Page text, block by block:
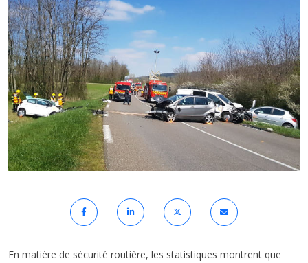
En matière de sécurité routière, les statistiques montrent que